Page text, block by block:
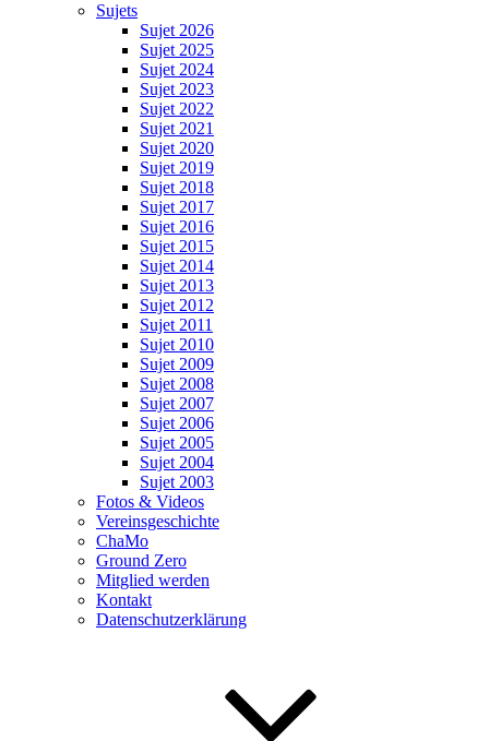
Sujets
Sujet 2026
Sujet 2025
Sujet 2024
Sujet 2023
Sujet 2022
Sujet 2021
Sujet 2020
Sujet 2019
Sujet 2018
Sujet 2017
Sujet 2016
Sujet 2015
Sujet 2014
Sujet 2013
Sujet 2012
Sujet 2011
Sujet 2010
Sujet 2009
Sujet 2008
Sujet 2007
Sujet 2006
Sujet 2005
Sujet 2004
Sujet 2003
Fotos & Videos
Vereinsgeschichte
ChaMo
Ground Zero
Mitglied werden
Kontakt
Datenschutzerklärung